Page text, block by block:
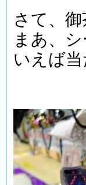
さて、
まあ、
いえば